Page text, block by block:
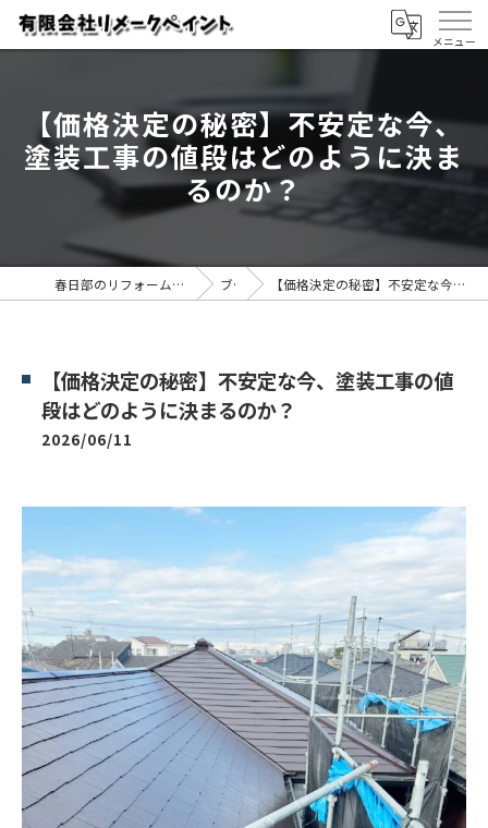
【価格決定の秘密】不安定な今、
塗装工事の値段はどのように決ま
るのか？
春日部のリフォームなら有限会社リメークペイント ブログ 【価格決定の秘密】不安定な今、塗装工事の値段はどのように決まるのか？
【価格決定の秘密】不安定な今、塗装工事の値
段はどのように決まるのか？
2026/06/11